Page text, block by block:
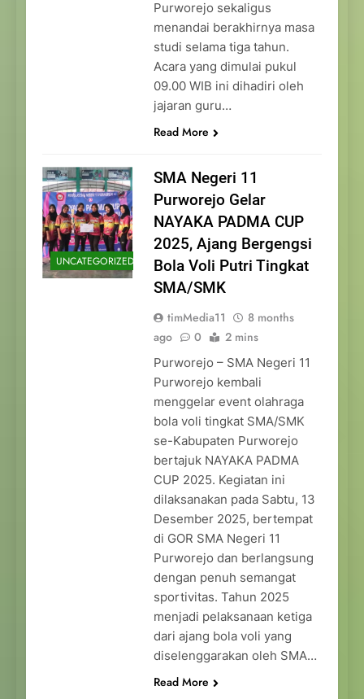
Purworejo sekaligus
menandai berakhirnya masa
studi selama tiga tahun.
Acara yang dimulai pukul
09.00 WIB ini dihadiri oleh
jajaran guru…
Read More
UNCATEGORIZED
SMA Negeri 11
Purworejo Gelar
NAYAKA PADMA CUP
2025, Ajang Bergengsi
Bola Voli Putri Tingkat
SMA/SMK
timMedia11
8 months
ago
0 2 mins
Purworejo – SMA Negeri 11
Purworejo kembali
menggelar event olahraga
bola voli tingkat SMA/SMK
se-Kabupaten Purworejo
bertajuk NAYAKA PADMA
CUP 2025. Kegiatan ini
dilaksanakan pada Sabtu, 13
Desember 2025, bertempat
di GOR SMA Negeri 11
Purworejo dan berlangsung
dengan penuh semangat
sportivitas. Tahun 2025
menjadi pelaksanaan ketiga
dari ajang bola voli yang
diselenggarakan oleh SMA…
Read More